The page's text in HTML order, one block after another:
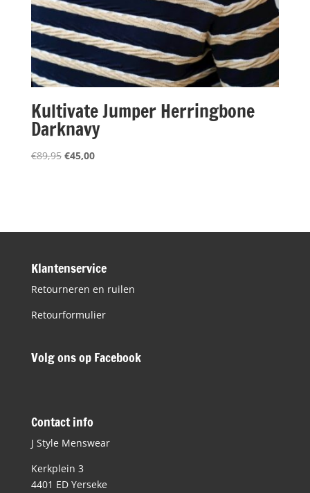
Kultivate Jumper Herringbone
Darknavy
€89,95 Oorspronkelijke
€45,00Huidige
Klantenservice
Retourneren en ruilen
Retourformulier
Volg ons op Facebook
Contact info
J Style Menswear
Kerkplein 3
4401 ED Yerseke